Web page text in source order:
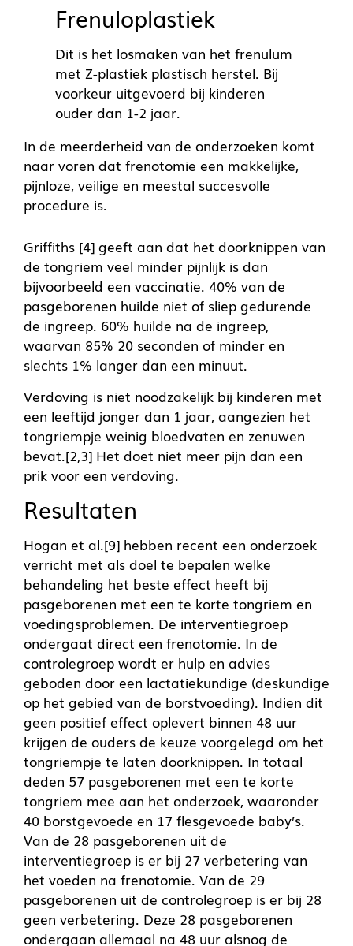
Frenuloplastiek
Dit is het losmaken van het frenulum
met Z-plastiek plastisch herstel. Bij
voorkeur uitgevoerd bij kinderen
ouder dan 1-2 jaar.
In de meerderheid van de onderzoeken komt
naar voren dat frenotomie een makkelijke,
pijnloze, veilige en meestal succesvolle
procedure is.
Griffiths [4] geeft aan dat het doorknippen van
de tongriem veel minder pijnlijk is dan
bijvoorbeeld een vaccinatie. 40% van de
pasgeborenen huilde niet of sliep gedurende
de ingreep. 60% huilde na de ingreep,
waarvan 85% 20 seconden of minder en
slechts 1% langer dan een minuut.
Verdoving is niet noodzakelijk bij kinderen met
een leeftijd jonger dan 1 jaar, aangezien het
tongriempje weinig bloedvaten en zenuwen
bevat.[2,3] Het doet niet meer pijn dan een
prik voor een verdoving.
Resultaten
Hogan et al.[9] hebben recent een onderzoek
verricht met als doel te bepalen welke
behandeling het beste effect heeft bij
pasgeborenen met een te korte tongriem en
voedingsproblemen. De interventiegroep
ondergaat direct een frenotomie. In de
controlegroep wordt er hulp en advies
geboden door een lactatiekundige (deskundige
op het gebied van de borstvoeding). Indien dit
geen positief effect oplevert binnen 48 uur
krijgen de ouders de keuze voorgelegd om het
tongriempje te laten doorknippen. In totaal
deden 57 pasgeborenen met een te korte
tongriem mee aan het onderzoek, waaronder
40 borstgevoede en 17 flesgevoede baby’s.
Van de 28 pasgeborenen uit de
interventiegroep is er bij 27 verbetering van
het voeden na frenotomie. Van de 29
pasgeborenen uit de controlegroep is er bij 28
geen verbetering. Deze 28 pasgeborenen
ondergaan allemaal na 48 uur alsnog de